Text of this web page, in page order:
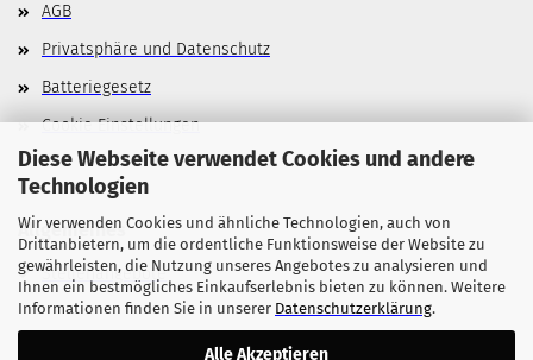
Diese Webseite verwendet Cookies und andere
Technologien
Wir verwenden Cookies und ähnliche Technologien, auch von
Drittanbietern, um die ordentliche Funktionsweise der Website zu
gewährleisten, die Nutzung unseres Angebotes zu analysieren und
Ihnen ein bestmögliches Einkaufserlebnis bieten zu können. Weitere
Informationen finden Sie in unserer Datenschutzerklärung.
Alle Akzeptieren
AGB
Privatsphäre und Datenschutz
Batteriegesetz
Cookie Einstellungen
Allgemeines
Stellenangebote